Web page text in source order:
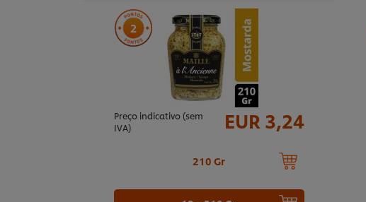
2
Preço indicativo (sem
IVA)
EUR 3,24
210 Gr